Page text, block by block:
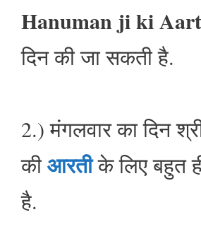
Hanuman ji ki
दिन की जा सकती है.
2.) मंगलवार का दिन
की आरतीके लिए बहुत
है.